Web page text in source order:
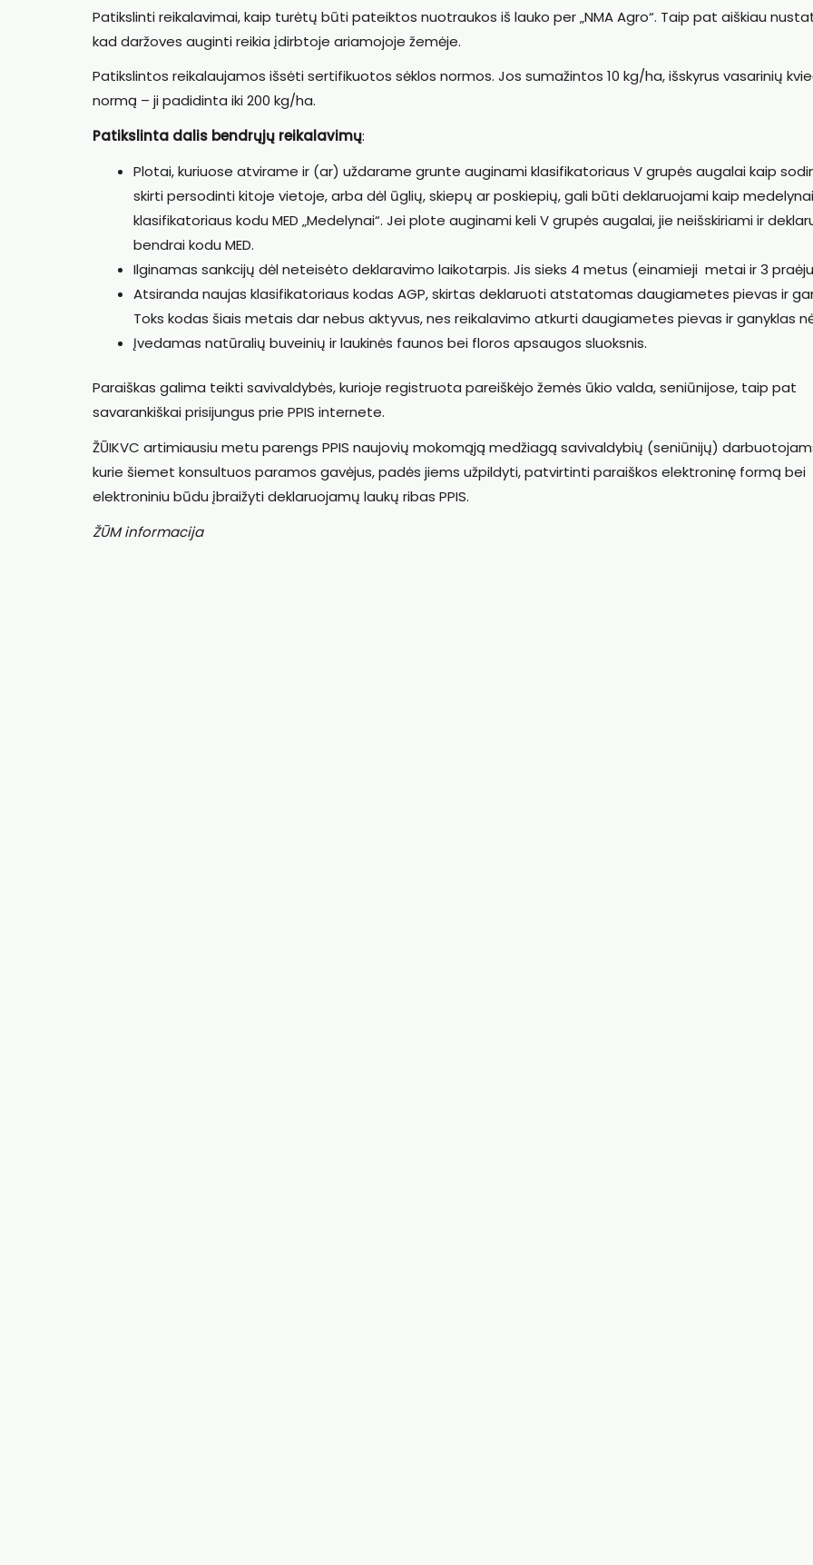
Patikslinti reikalavimai, kaip turėtų būti pateiktos nuotraukos iš lauko per „NMA Agro“. Taip pat aiškiau
kad daržoves auginti reikia įdirbtoje ariamojoje žemėje.
Patikslintos reikalaujamos išsėti sertifikuotos sėklos normos. Jos sumažintos 10 kg/ha, išskyrus vasarinių
normą – ji padidinta iki 200 kg/ha.
Patikslinta dalis bendrųjų reikalavimų:
Plotai, kuriuose atvirame ir (ar) uždarame grunte auginami klasifikatoriaus V grupės augalai kaip
skirti persodinti kitoje vietoje, arba dėl ūglių, skiepų ar poskiepių, gali būti deklaruojami kaip medelynai
klasifikatoriaus kodu MED „Medelynai“. Jei plote auginami keli V grupės augalai, jie neišskiriami ir
bendrai kodu MED.
Ilginamas sankcijų dėl neteisėto deklaravimo laikotarpis. Jis sieks 4 metus (einamieji metai ir 3
Atsiranda naujas klasifikatoriaus kodas AGP, skirtas deklaruoti atstatomas daugiametes pievas ir
Toks kodas šiais metais dar nebus aktyvus, nes reikalavimo atkurti daugiametes pievas ir ganyklas
Įvedamas natūralių buveinių ir laukinės faunos bei floros apsaugos sluoksnis.
Paraiškas galima teikti savivaldybės, kurioje registruota pareiškėjo žemės ūkio valda, seniūnijose, taip pat
savarankiškai prisijungus prie PPIS internete.
ŽŪIKVC artimiausiu metu parengs PPIS naujovių mokomąją medžiagą savivaldybių (seniūnijų)
kurie šiemet konsultuos paramos gavėjus, padės jiems užpildyti, patvirtinti paraiškos elektroninę formą bei
elektroniniu būdu įbraižyti deklaruojamų laukų ribas PPIS.
ŽŪM informacija